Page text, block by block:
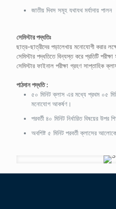
জাতীয় দিবস সমূহ যথাযথ মর্যাদায় পালন
সেমিস্টার পদ্ধতিঃ
ছাত্র-ছাত্রীদের পড়ালেখায় মনোযোগী করার
সেমিস্টার পদ্ধতিতে বিন্যস্ত করে প্রতিটি
সেমিস্টার ফাইনাল পরীক্ষা গ্রহণ সাপ্তাহিক
পাঠদান পদ্ধতি :
৫০ মিনিট ক্লাস এর মধ্যে প্রথম ০৫
মনোযোগ আকর্ষণ।
পরবর্তী ৪০ মিনিট নির্ধারিত বিষয়ের উপর
অবশিষ্ট ৫ মিনিট পরবর্তী ক্লাসের